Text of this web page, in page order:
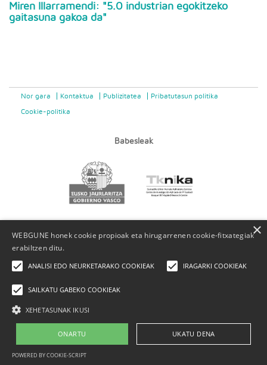
Miren Illarramendi: "5.0 industrian egokitzeko
gaitasuna gakoa da"
Nor gara Kontaktua Publizitatea Pribatutasun politika
Cookie-politika
Babesleak
WEBGUNE honek cookie propioak eta hirugarrenen cookie-fitxategiak
erabiltzen ditu.
ANALISI EDO NEURKETARAKO COOKIEAK IRAGARKI COOKIEAK
SAILKATU GABEKO COOKIEAK
XEHETASUNAK IKUSI
ONARTU UKATU DENA
POWERED BY COOKIE-SCRIPT
×